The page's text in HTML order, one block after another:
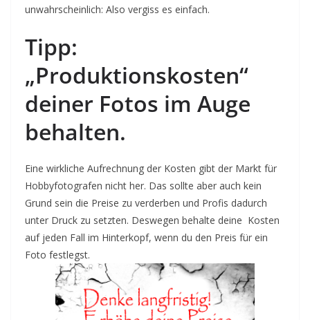
unwahrscheinlich: Also vergiss es einfach.
Tipp:
„Produktionskosten“
deiner Fotos im Auge
behalten.
Eine wirkliche Aufrechnung der Kosten gibt der Markt für
Hobbyfotografen nicht her. Das sollte aber auch kein
Grund sein die Preise zu verderben und Profis dadurch
unter Druck zu setzten. Deswegen behalte deine Kosten
auf jeden Fall im Hinterkopf, wenn du den Preis für ein
Foto festlegst.